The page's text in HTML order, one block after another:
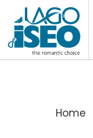
Home